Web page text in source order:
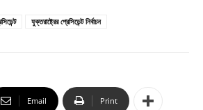
যুক্তরাষ্ট্রের প্রেসিডেন্ট নির্বাচন
Email Print